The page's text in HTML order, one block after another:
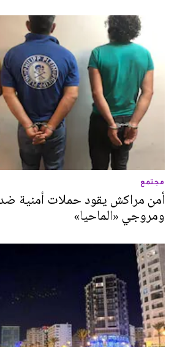
مجتمع
أمن مراكش يقود حملات أمنية
ومروجي «الماحيا»